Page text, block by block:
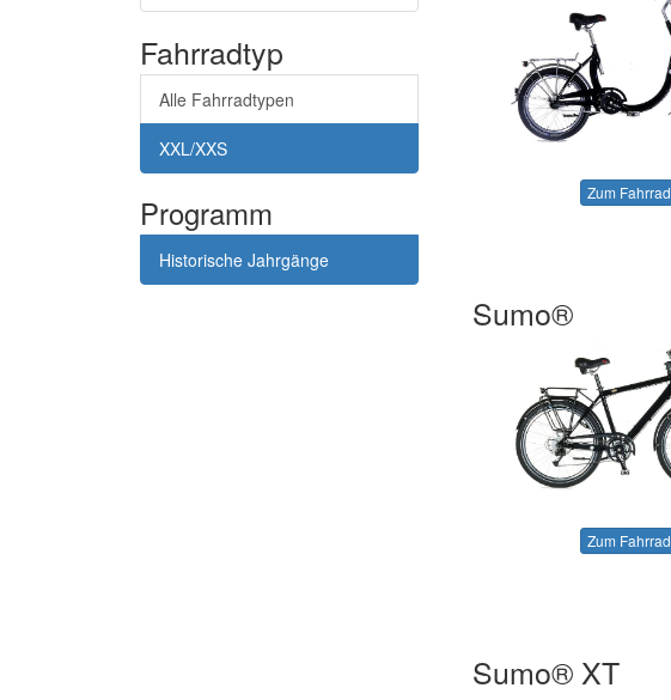
Fahrradtyp
Alle Fahrradtypen
XXL/XXS
Programm
Historische Jahrgänge
Zum Fahrrad
Sumo®
Zum Fahrrad
Sumo® XT